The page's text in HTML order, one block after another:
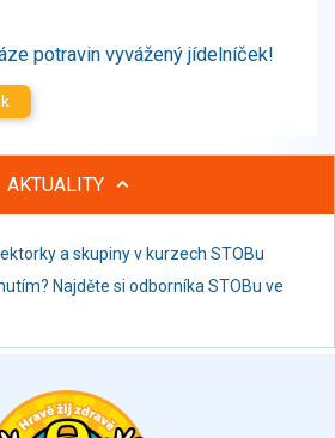
sladidla
stravy
jídla
výrobky
potravin vyvážený jídelníček!
AKTUALITY
a skupiny v kurzech STOBu
Najděte si odborníka STOBu ve